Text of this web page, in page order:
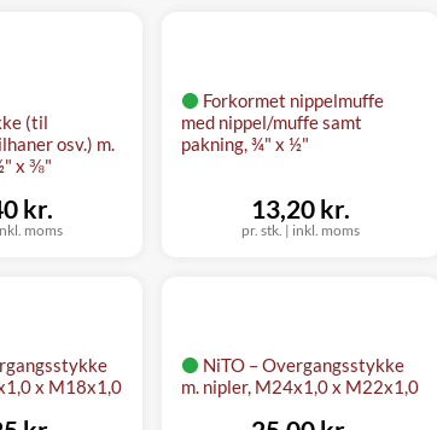
(til
osv.) m.
x ⅜"
moms
kr.
Forkormet nippelmuffe
med nippel/muffe samt
pakning, ¾" x ½"
pr. stk. | inkl. moms
13,20 kr.
x M18x1,0
NiTO – Overgangsstykke
m. nipler, M24x1,0 x M22x1,0